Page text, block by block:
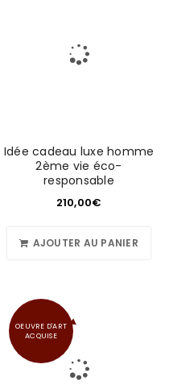
Idée cadeau luxe homme
2ème vie éco-
responsable
210,00€
AJOUTER AU PANIER
OEUVRE D'ART
ACQUISE